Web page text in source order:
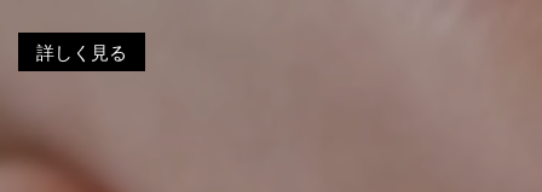
詳しく見る
詳しく見る